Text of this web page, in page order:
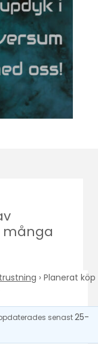
många
› Planerat köp
senast25-